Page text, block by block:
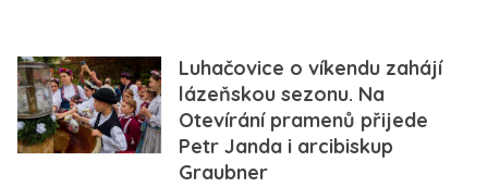
Luhačovice o víkendu zahájí
lázeňskou sezonu. Na
Otevírání pramenů přijede
Petr Janda i arcibiskup
Graubner